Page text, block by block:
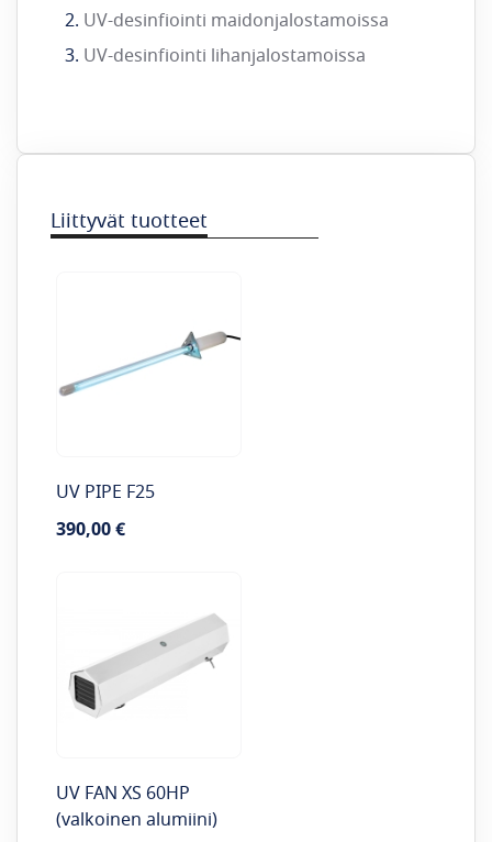
UV-desinfiointi maidonjalostamoissa
UV-desinfiointi lihanjalostamoissa
Liittyvät tuotteet
UV PIPE F25
390,00 €
UV FAN XS 60HP
(valkoinen alumiini)